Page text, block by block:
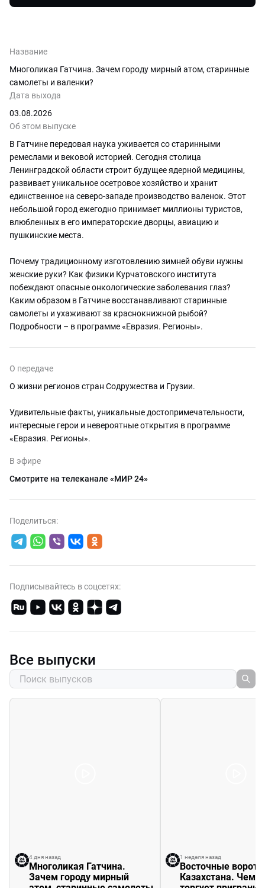
Из пустыни в цветущий край. Чем
Выход к Каспию и «зеленая»
шоколад. Как армянский
Арагацотн сочетает традиции и
инновации?
13.04.2026
Нарынская область Кыргызстана.
Соляные тоннели, конные игры и
древняя крепость в одном маршруте
Название
Многоликая Гатчина. Зачем городу мирный атом, старинные
самолеты и валенки?
Дата выхода
03.08.2026
Об этом выпуске
В Гатчине передовая наука уживается со старинными
ремеслами и вековой историей. Сегодня столица
Ленинградской области строит будущее ядерной медицины,
развивает уникальное осетровое хозяйство и хранит
единственное на северо-западе производство валенок. Этот
небольшой город ежегодно принимает миллионы туристов,
влюбленных в его императорские дворцы, авиацию и
пушкинские места.
Почему традиционному изготовлению зимней обуви нужны
женские руки? Как физики Курчатовского института
побеждают опасные онкологические заболевания глаз?
Каким образом в Гатчине восстанавливают старинные
самолеты и ухаживают за краснокнижной рыбой?
Подробности – в программе «Евразия. Регионы».
О передаче
О жизни регионов стран Содружества и Грузии.
Удивительные факты, уникальные достопримечательности,
интересные герои и невероятные открытия в программе
«Евразия. Регионы».
В эфире
Смотрите на телеканале «МИР 24»
Поделиться:
Подписывайтесь в соцсетях:
Все выпуски
4 дня назад
Многоликая Гатчина.
Зачем городу мирный
1 неделя назад
Восточные ворота
Казахстана. Чем